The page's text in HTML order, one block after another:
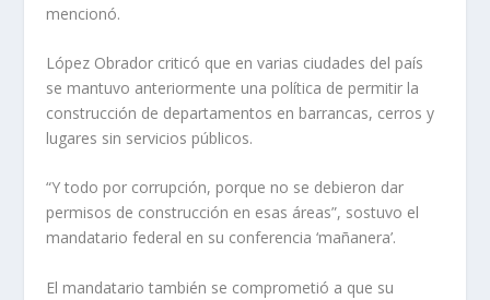
mencionó.
López Obrador criticó que en varias ciudades del país
se mantuvo anteriormente una política de permitir la
construcción de departamentos en barrancas, cerros y
lugares sin servicios públicos.
“Y todo por corrupción, porque no se debieron dar
permisos de construcción en esas áreas”, sostuvo el
mandatario federal en su conferencia ‘mañanera’.
El mandatario también se comprometió a que su